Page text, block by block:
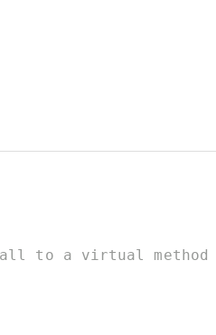
to a virtual method